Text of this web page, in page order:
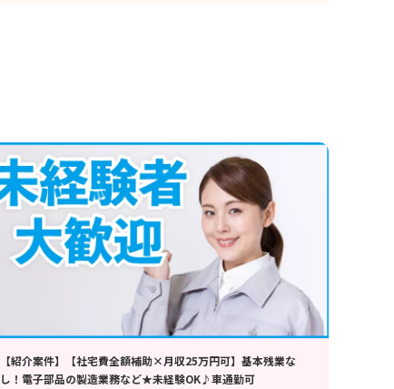
【紹介案件】【社宅費全額補助×月収25万円可】基本残業な
し！電子部品の製造業務など★未経験OK♪車通勤可